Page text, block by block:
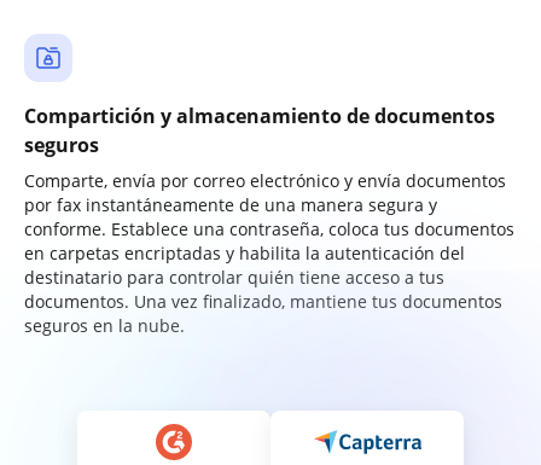
Compartición y almacenamiento de documentos
seguros
Comparte, envía por correo electrónico y envía documentos
por fax instantáneamente de una manera segura y
conforme. Establece una contraseña, coloca tus documentos
en carpetas encriptadas y habilita la autenticación del
destinatario para controlar quién tiene acceso a tus
documentos. Una vez finalizado, mantiene tus documentos
seguros en la nube.